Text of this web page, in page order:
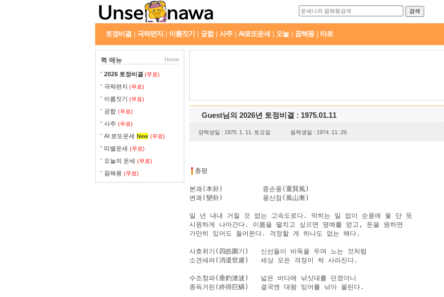
토정비결 극락편지 이름짓기 궁합 사주 AI로또운세 오늘 꿈해몽 타로
퀵 메뉴 Home
2026 토정비결 (무료)
극락편지 (무료)
이름짓기 (무료)
궁합 (무료)
사주 (무료)
AI 로또운세 New (무료)
띠별운세 (무료)
오늘의 운세 (무료)
꿈해몽 (무료)
Guest님의 2026년 토정비결 : 1975.01.11
양력생일 : 1975. 1. 11. 토요일 음력생일 : 1974. 11. 29.
총평
본괘(本卦)          중손풍(重巽風)
변괘(變卦)          풍산점(風山漸)
일 년 내내 거칠 것 없는 고속도로다. 막히는 일 없이 순풍에 돛 단 듯
시원하게 나아간다. 이름을 떨치고 싶으면 명예를 얻고, 돈을 원하면
가만히 있어도 들어온다. 걱정할 게 하나도 없는 해다.
사호위기(四皓圍기)   신선들이 바둑을 두며 노는 것처럼
소견세려(消遣世慮)   세상 모든 걱정이 싹 사라진다.
수조창파(垂釣滄波)   넓은 바다에 낚싯대를 던졌더니
종득거린(終得巨鱗)   결국엔 대왕 잉어를 낚아 올린다.